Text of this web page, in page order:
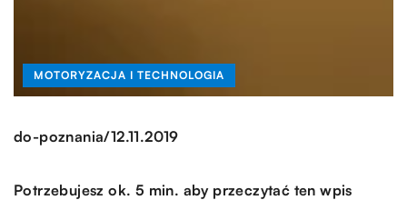
MOTORYZACJA I TECHNOLOGIA
do-poznania/12.11.2019
Potrzebujesz ok. 5 min. aby przeczytać ten wpis